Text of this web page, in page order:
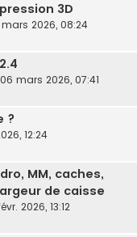
3D
mars 2026, 08:24
06 mars 2026, 07:41
?
12:24
MM, caches,
de caisse
2026, 13:12